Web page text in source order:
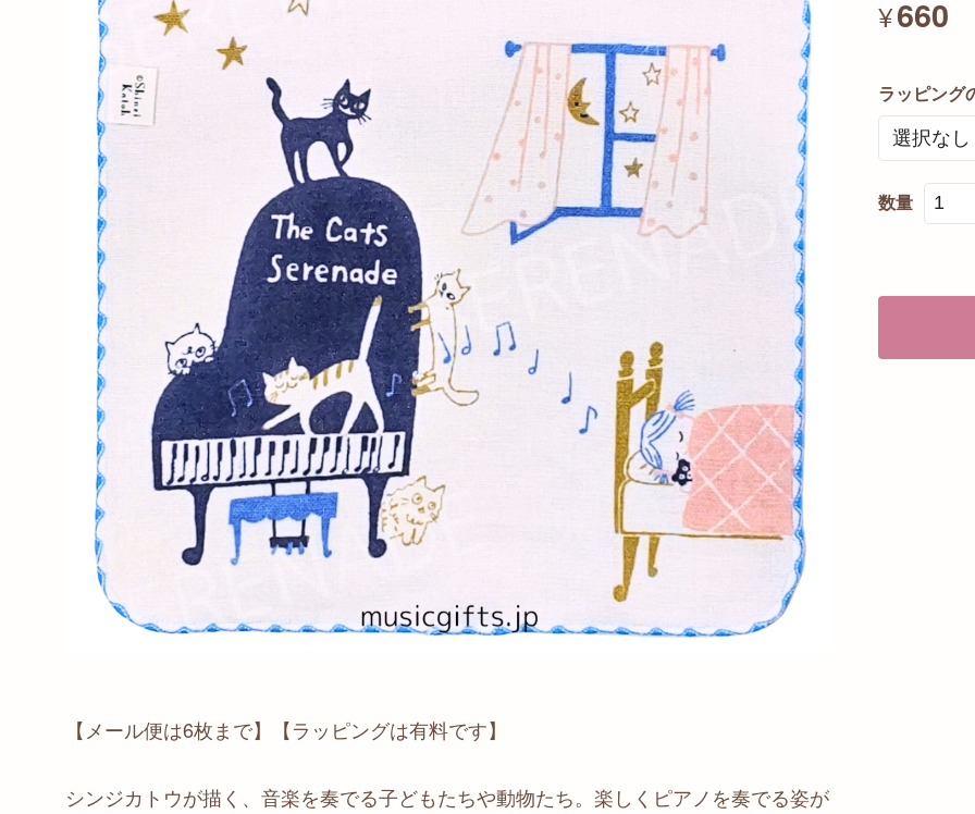
¥660
ラッピン
数量
【メール便は6枚まで】【ラッピングは有料です】
シンジカトウが描く、音楽を奏でる子どもたちや動物たち。楽しくピアノを奏でる姿が